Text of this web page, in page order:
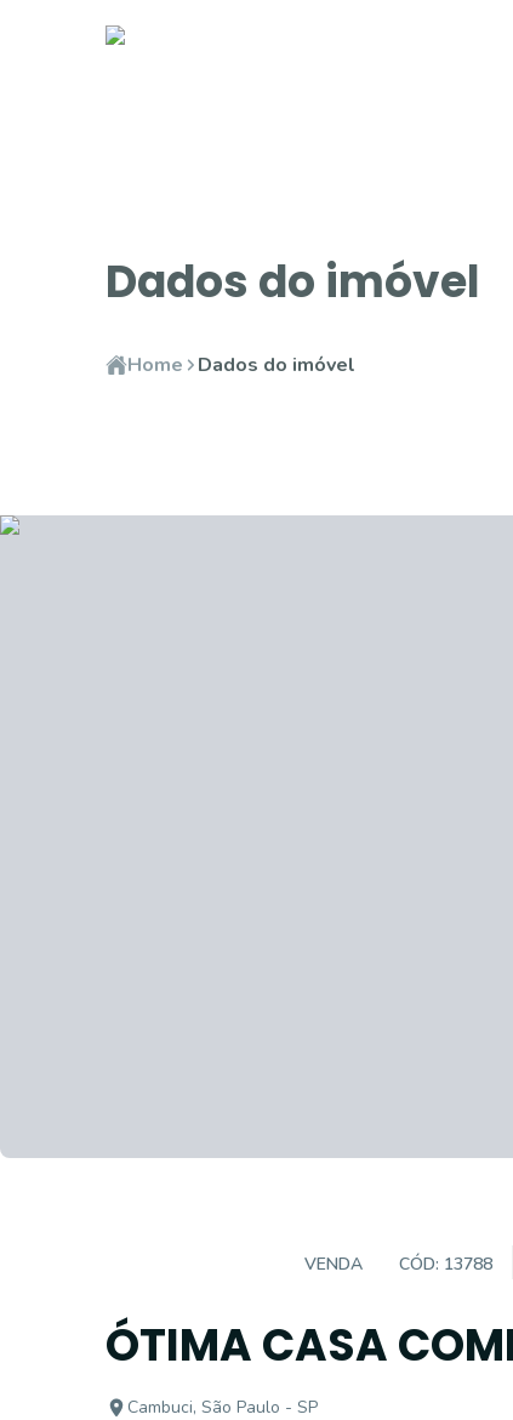
Dados do imóvel
Home Dados do imóvel
VENDA CÓD: 13788
ÓTIMA CASA
Cambuci, São Paulo - SP